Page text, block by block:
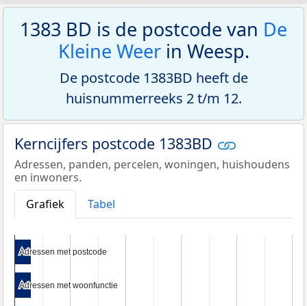
1383 BD is de postcode van De
Kleine Weerin Weesp.
De postcode 1383BD heeft de
huisnummerreeks 2 t/m 12.
Kerncijfers postcode 1383BD
Adressen, panden, percelen, woningen, huishoudens
en inwoners.
Grafiek
Tabel
Adressen met postcode
Adressen met postcode
Adressen met woonfunctie
Adressen met woonfunctie